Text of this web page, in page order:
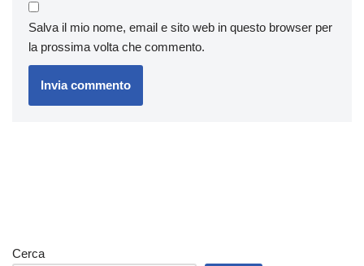
Salva il mio nome, email e sito web in questo browser per
la prossima volta che commento.
Cerca